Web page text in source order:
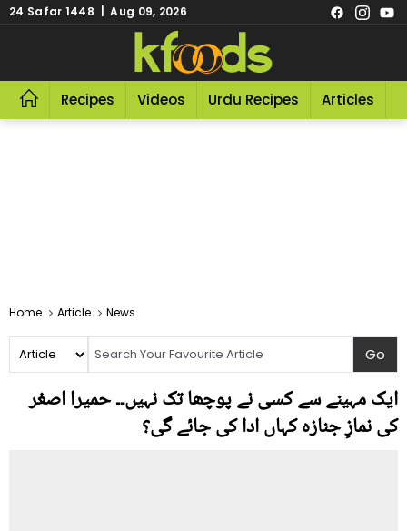
24 Safar 1448 | Aug 09, 2026
Recipes Videos Urdu Recipes Articles
Home Article News
ایک مہینے سے کسی نے پوچھا تک نہیں۔۔ حمیرا اصغر
کی نمازِ جنازہ کہاں ادا کی جائے گی؟